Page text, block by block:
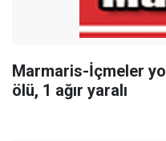
Marmaris-İçmeler
ölü, 1 ağır yaralı